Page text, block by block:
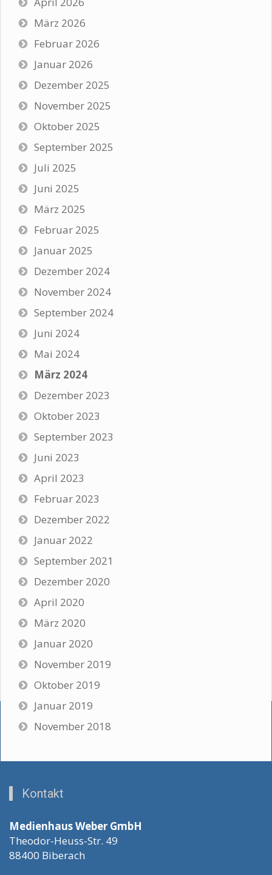
März 2026
Februar 2026
Januar 2026
Dezember 2025
November 2025
Oktober 2025
September 2025
Juli 2025
Juni 2025
März 2025
Februar 2025
Januar 2025
Dezember 2024
November 2024
September 2024
Juni 2024
Mai 2024
März 2024
Dezember 2023
Oktober 2023
September 2023
Juni 2023
April 2023
Februar 2023
Dezember 2022
Januar 2022
September 2021
Dezember 2020
April 2020
März 2020
Januar 2020
November 2019
Oktober 2019
Januar 2019
November 2018
Kontakt
Medienhaus Weber GmbH
Theodor-Heuss-Str. 49
88400 Biberach